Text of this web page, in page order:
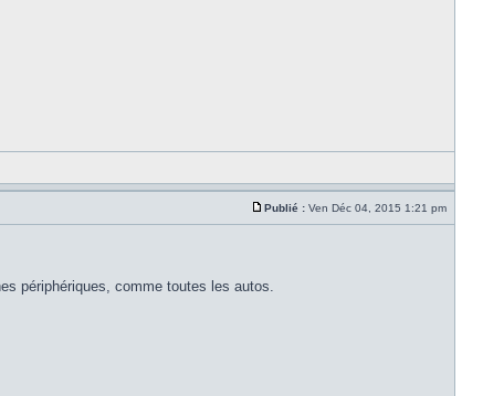
Publié : Ven Déc 04, 2015 1:21 pm
périphériques, comme toutes les autos.